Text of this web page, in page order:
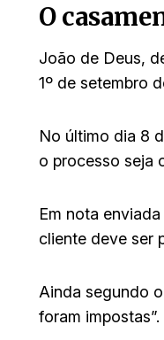
O
João de Deus,
1º de setembro
No último dia 8
o processo seja
Em nota
cliente deve ser
Ainda segundo
foram impostas”.